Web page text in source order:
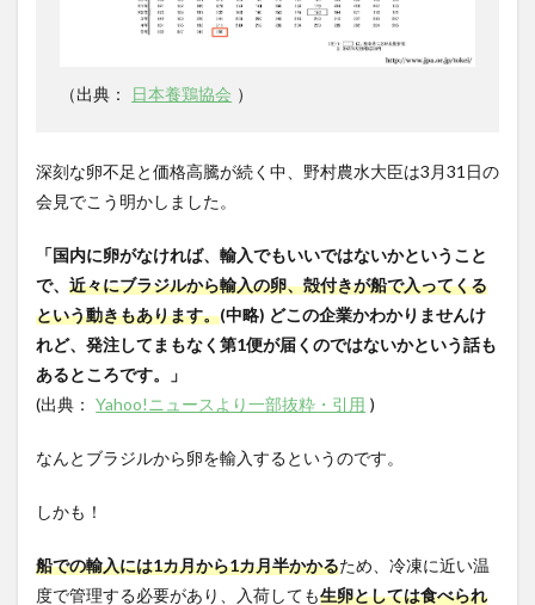
（出典： 日本養鶏協会 ）
深刻な卵不足と価格高騰が続く中、野村農水大臣は3月31日の
会見でこう明かしました。
「国内に卵がなければ、輸入でもいいではないかということ
で、 近々にブラジルから輸入の卵、殻付きが船で入ってくる
という動きもあります。(中略) どこの企業かわかりませんけ
れど、発注してまもなく第1便が届くのではないかという話も
あるところです。」
(出典： Yahoo!ニュースより一部抜粋・引用 )
なんとブラジルから卵を輸入するというのです。
しかも！
船での輸入には1カ月から1カ月半かかるため、冷凍に近い温
度で管理する必要があり、入荷しても生卵としては食べられ